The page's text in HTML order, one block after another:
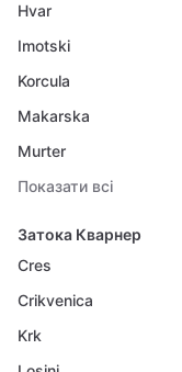
Hvar
Imotski
Korcula
Makarska
Murter
Показати всі
Затока Кварнер
Cres
Crikvenica
Krk